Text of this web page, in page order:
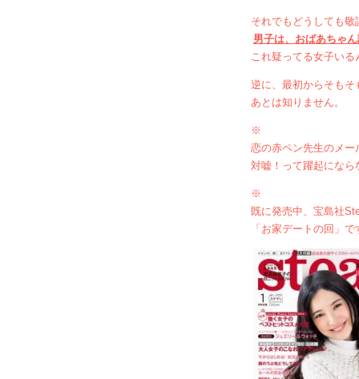
それでもどうしても
男子は、おばあちゃ
これ疑ってる女子い
逆に、最初からそも
あとは知りません。
※
恋の赤ペン先生のメ
対嘘！って躍起になら
※
既に発売中、宝島社
「お家デートの回」